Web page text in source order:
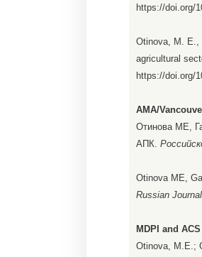
https://doi.org/
Otinova, M. E.,
agricultural
https://doi.org/
AMA/
Отинова МЕ,
АПК.
Otinova ME,
Russian
MDPI and
Otinova, M.E.;